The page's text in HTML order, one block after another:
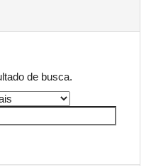
de busca.